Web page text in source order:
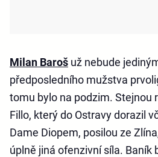
Milan Baroš už nebude
předposledního mužstva
tomu bylo na podzim. Stejnou
Fillo, který do Ostravy dorazil
Dame Diopem, posilou ze
úplně jiná ofenzivní síla. Baník